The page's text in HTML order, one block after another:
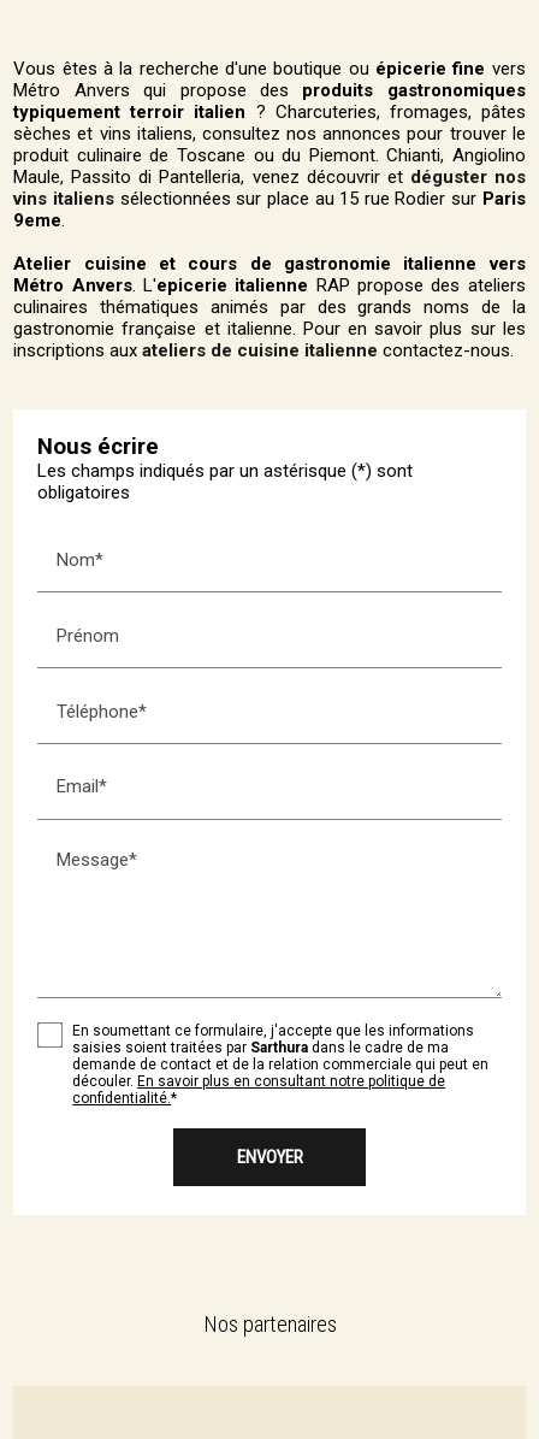
Vous êtes à la recherche d'une boutique ou épicerie fine vers
Métro Anvers qui propose des produits gastronomiques
typiquement terroir italien ? Charcuteries, fromages, pâtes
sèches et vins italiens, consultez nos annonces pour trouver le
produit culinaire de Toscane ou du Piemont. Chianti, Angiolino
Maule, Passito di Pantelleria, venez découvrir et déguster nos
vins italienssélectionnées sur place au 15 rue Rodier sur Paris
9eme.
Atelier cuisine et cours de gastronomie italienne vers
Métro Anvers. L'epicerie italienne RAP propose des ateliers
culinaires thématiques animés par des grands noms de la
gastronomie française et italienne. Pour en savoir plus sur les
inscriptions auxateliers de cuisine italienne contactez-nous.
Nous écrire
Les champs indiqués par un astérisque (*) sont
obligatoires
Nom*
Prénom
Téléphone*
Email*
Message*
En soumettant ce formulaire, j'accepte que les informations
saisies soient traitées par Sarthura dans le cadre de ma
demande de contact et de la relation commerciale qui peut en
découler.En savoir plus en consultant notre politique de
confidentialité.*
Nos partenaires